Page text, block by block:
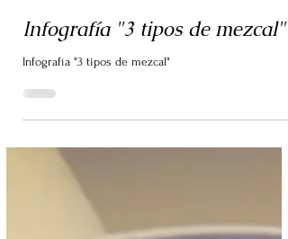
16 sept 2022
0 min de lectura
Infografía "3 tipos de mezcal"
Infografía "3 tipos de mezcal"